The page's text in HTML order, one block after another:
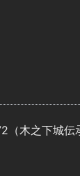
木之下城伝